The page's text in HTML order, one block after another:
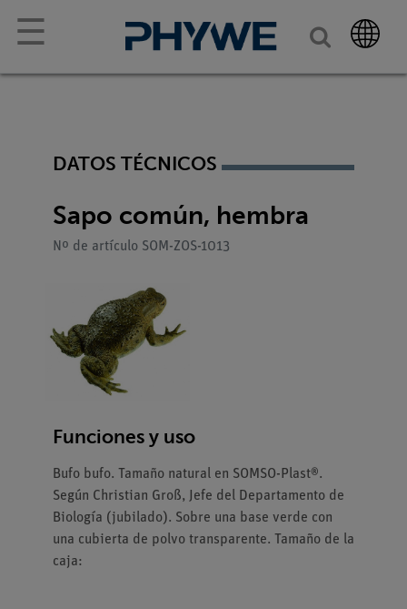
☰
DATOS TÉCNICOS
Sapo común, hembra
Nº de artículo SOM-ZOS-1013
Funciones y uso
Bufo bufo. Tamaño natural en SOMSO-Plast®.
Según Christian Groß, Jefe del Departamento de
Biología (jubilado). Sobre una base verde con
una cubierta de polvo transparente. Tamaño de la
caja: